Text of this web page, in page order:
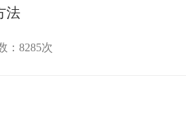
法
：8285次